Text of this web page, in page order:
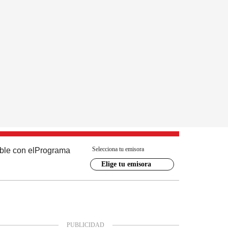
con el Programa Selecciona tu emisora
Elige tu emisora